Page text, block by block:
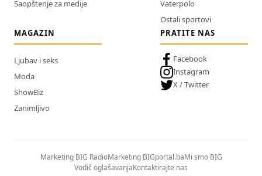
Saopštenje za medije
Vaterpolo
Ostali sportovi
MAGAZIN
Ljubav i seks
Moda
ShowBiz
Zanimljivo
PRATITE NAS
Facebook
Instagram
X / Twitter
Marketing BIG RadioMarketing BIGportal.baMi smo BIG
Vodič oglašavanjaKontaktirajte nas